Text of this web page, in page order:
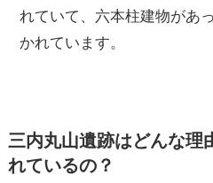
れていて、六本柱建物があ
かれています。
三内丸山遺跡はどんな理
れているの？